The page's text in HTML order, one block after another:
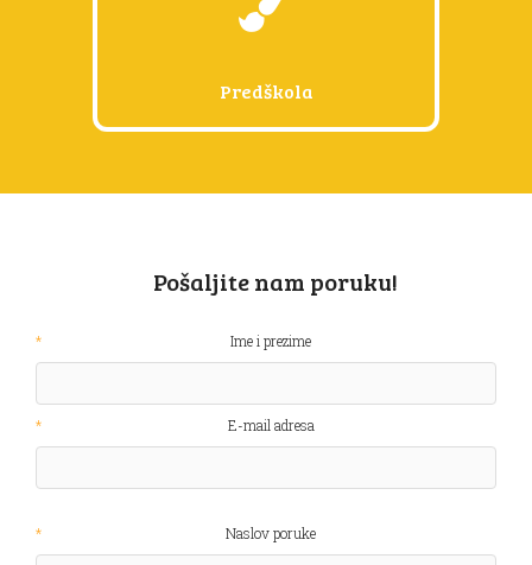
Predškola
Pošaljite nam poruku!
Ime i prezime
E-mail adresa
Naslov poruke